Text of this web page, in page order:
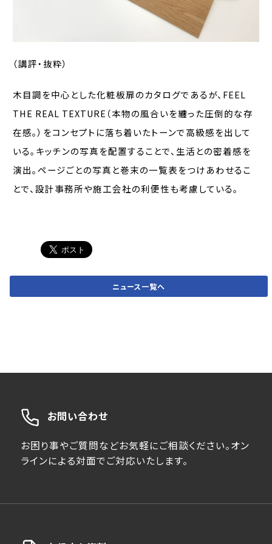
（講評・抜粋）
木目調を中心とした化粧板扉のカタログであるが、FEEL
THE REAL TEXTURE（本物の風合いを纏った圧倒的な存
在感。）をコンセプトに落ち着いたトーンで高級感を出して
いる。キッチンの写真を配置することで、生活との密着感を
演出。ページごとの写真と巻末の一覧表をつけあわせるこ
とで、設計事務所や施工会社の利便性も考慮している。
ニュース一覧へ
お問い合わせ
お困り事やご質問などお気軽にご相談ください。オン
ラインによる対面でご対応いたします。